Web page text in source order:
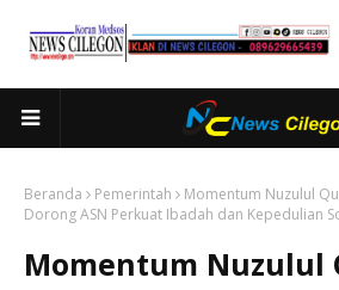
Beranda Pemerintah
Momentum Nuzulul
Dorong ASN Perkuat Ibadah dan Kepedulian
Momentum Nuzulul